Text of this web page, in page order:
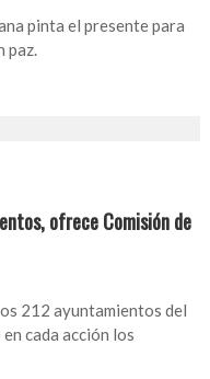
pinta el presente para
paz.
ofrece Comisión de
212 ayuntamientos del
cada acción los